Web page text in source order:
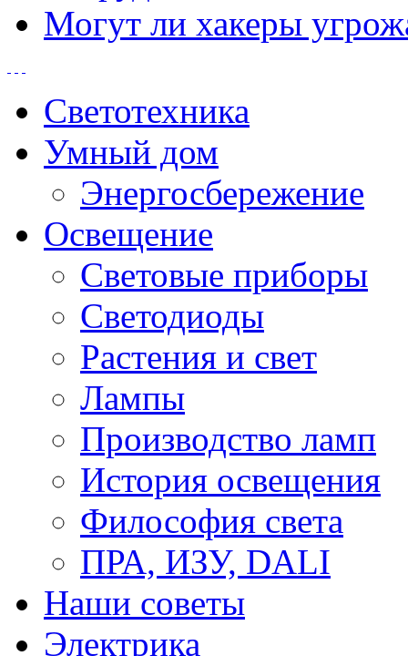
Могут ли хакеры
Светотехника
Умный дом
Энергосбережение
Освещение
Световые приборы
Светодиоды
Растения и свет
Лампы
Производство ламп
История освещения
Философия света
ПРА, ИЗУ, DALI
Наши советы
Электрика